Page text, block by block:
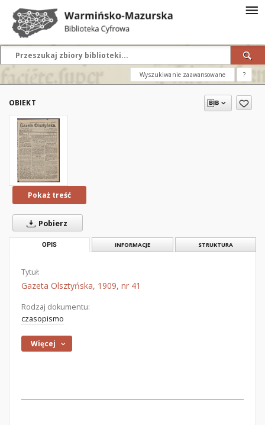
Wyszukiwanie zaawansowane ?
OBIEKT
Pokaż treść
Pobierz
OPIS INFORMACJE STRUKTURA
Tytuł:
Gazeta Olsztyńska, 1909, nr 41
Rodzaj dokumentu:
czasopismo
Więcej